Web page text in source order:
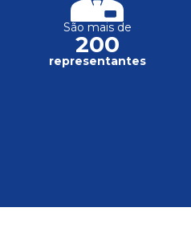
São mais de
200
representantes